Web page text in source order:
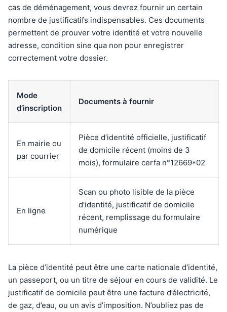
cas de déménagement, vous devrez fournir un certain
nombre de justificatifs indispensables. Ces documents
permettent de prouver votre identité et votre nouvelle
adresse, condition sine qua non pour enregistrer
correctement votre dossier.
Mode
d’inscription
Documents à fournir
En mairie ou
par courrier
Pièce d’identité officielle, justificatif
de domicile récent (moins de 3
mois), formulaire cerfa n°12669*02
En ligne
Scan ou photo lisible de la pièce
d’identité, justificatif de domicile
récent, remplissage du formulaire
numérique
La pièce d’identité peut être une carte nationale d’identité,
un passeport, ou un titre de séjour en cours de validité. Le
justificatif de domicile peut être une facture d’électricité,
de gaz, d’eau, ou un avis d’imposition. N’oubliez pas de